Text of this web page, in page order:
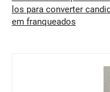
los para converter
em franqueados